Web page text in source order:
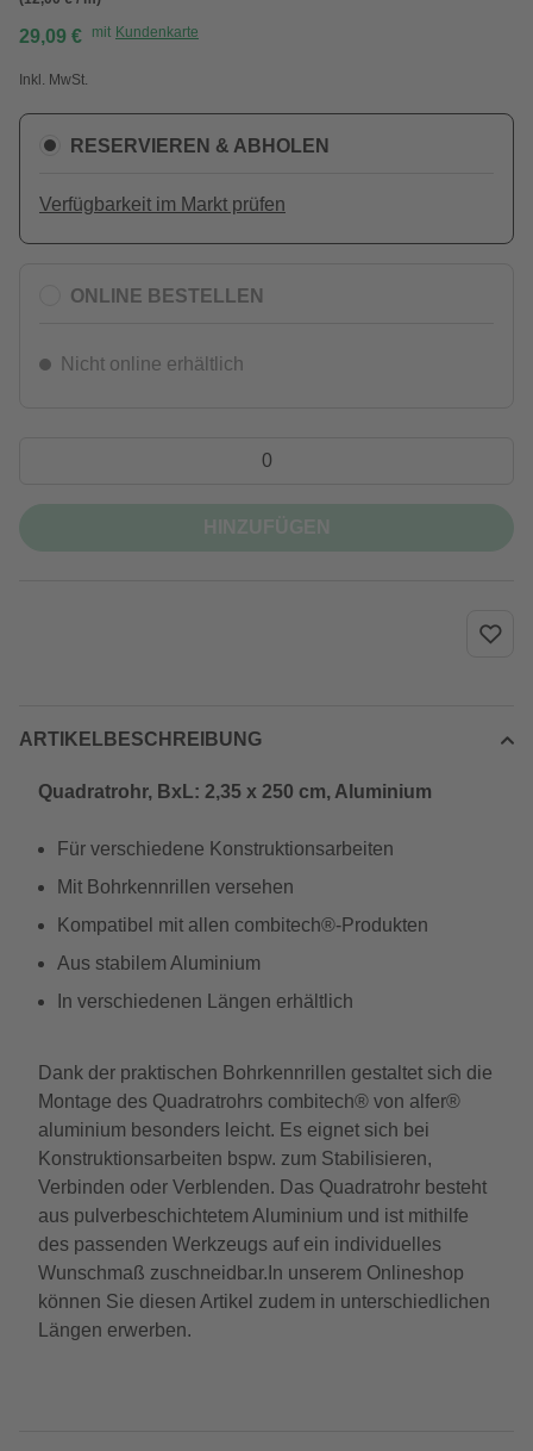
29,09 € mit Kundenkarte
Inkl. MwSt.
RESERVIEREN & ABHOLEN
Verfügbarkeit im Markt prüfen
ONLINE BESTELLEN
Nicht online erhältlich
ARTIKELBESCHREIBUNG
Quadratrohr, BxL: 2,35 x 250 cm, Aluminium
Für verschiedene Konstruktionsarbeiten
Mit Bohrkennrillen versehen
Kompatibel mit allen combitech®-Produkten
Aus stabilem Aluminium
In verschiedenen Längen erhältlich
Dank der praktischen Bohrkennrillen gestaltet sich die
Montage des Quadratrohrs combitech® von alfer®
aluminium besonders leicht. Es eignet sich bei
Konstruktionsarbeiten bspw. zum Stabilisieren,
Verbinden oder Verblenden. Das Quadratrohr besteht
aus pulverbeschichtetem Aluminium und ist mithilfe
des passenden Werkzeugs auf ein individuelles
Wunschmaß zuschneidbar.In unserem Onlineshop
können Sie diesen Artikel zudem in unterschiedlichen
Längen erwerben.